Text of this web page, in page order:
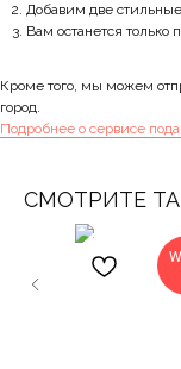
Добавим две
Вам останется только
Кроме того, мы можем
город.
Подробнее о сервисе
СМОТРИТЕ